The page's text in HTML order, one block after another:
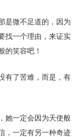
是微不足道的，因为
找一个理由，来证实
的笑容吧！
有了苦难，而是，有
她一定会因为天使般
，一定有另一种奇迹